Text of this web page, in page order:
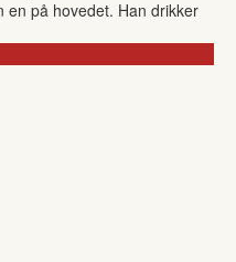
en på hovedet. Han drikker